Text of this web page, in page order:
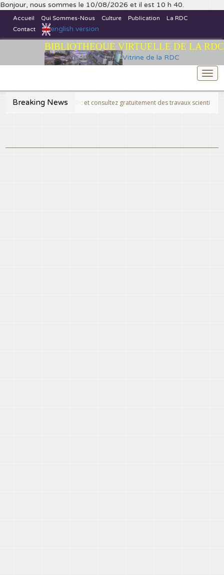
Bonjour, nous sommes le 10/08/2026 et il est 10 h 40.
Accueil Qui Sommes-Nous Culture Publication
La RDC
Contact
english version
Vitrine de la RDC
BIBLIOTHEQUE VIRTUELLE DE LA RDC
Breaking News
>>Publiez et consultez gratuitement des travaux scientifiques fins